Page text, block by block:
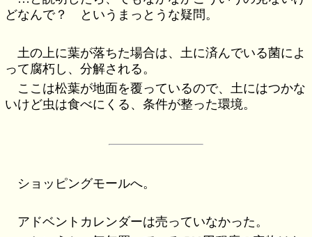
どなんで？ というまっとうな疑問。
土の上に葉が落ちた場合は、土に済んでいる菌によ
って腐朽し、分解される。
ここは松葉が地面を覆っているので、土にはつかな
いけど虫は食べにくる、条件が整った環境。
ショッピングモールへ。
アドベントカレンダーは売っていなかった。